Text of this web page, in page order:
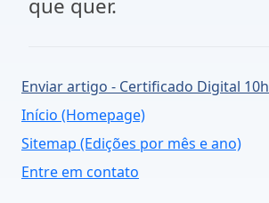
que quer.
Enviar artigo - Certificado Digital 10h
Início (Homepage)
Sitemap (Edições por mês e ano)
Entre em contato